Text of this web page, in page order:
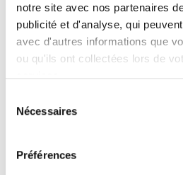
notre site avec nos partenaires
publicité et d'analyse, qui
avec d'autres informations que
ou qu'ils ont collectées lors de
Nécessaires
Préférences
ASPERGES
servies en déclinaison – ail
amandes fumées
cuit rosé – jus corsé à la sarriette –